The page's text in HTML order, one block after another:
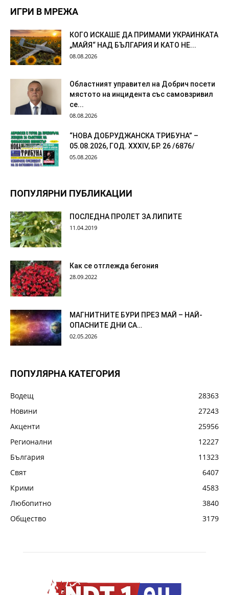
ИГРИ В МРЕЖА
КОГО ИСКАШЕ ДА ПРИМАМИ УКРАИНКАТА
„МАЙЯ“ НАД БЪЛГАРИЯ И КАТО НЕ...
08.08.2026
Областният управител на Добрич посети
мястото на инцидента със самовзривил
се...
08.08.2026
“НОВА ДОБРУДЖАНСКА ТРИБУНА” –
05.08.2026, ГОД. XXХIV, БР. 26 /6876/
05.08.2026
ПОПУЛЯРНИ ПУБЛИКАЦИИ
ПОСЛЕДНА ПРОЛЕТ ЗА ЛИПИТЕ
11.04.2019
Как се отглежда бегония
28.09.2022
МАГНИТНИТЕ БУРИ ПРЕЗ МАЙ – НАЙ-
ОПАСНИТЕ ДНИ СА…
02.05.2026
ПОПУЛЯРНА КАТЕГОРИЯ
Водещ
28363
Новини
27243
Акценти
25956
Регионални
12227
България
11323
Свят
6407
Крими
4583
Любопитно
3840
Общество
3179